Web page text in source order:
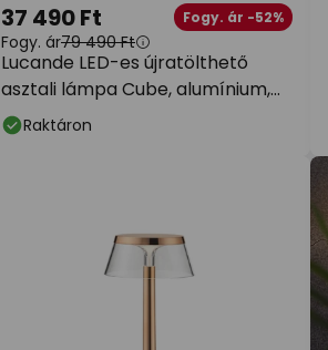
Lucande LED-es újratölthető
asztali lámpa Cube, alumínium,
IP54,
37 490 Ft Fogy. ár -52%
Fogy. ár79 490 Ft
Raktáron